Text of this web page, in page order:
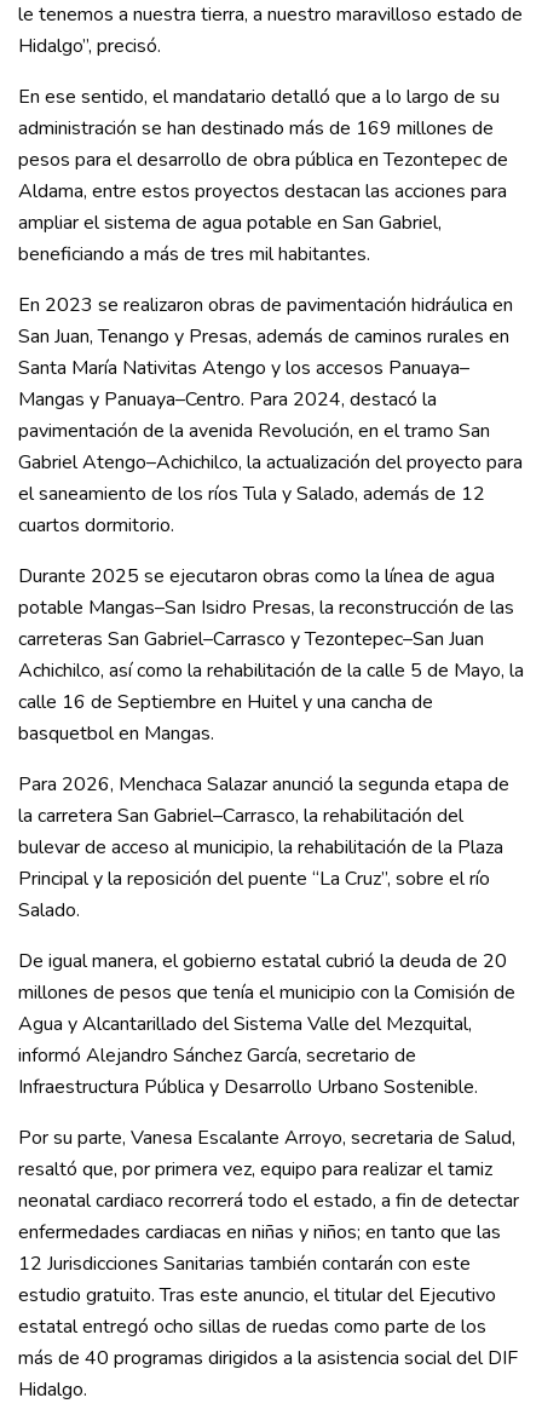
le tenemos a nuestra tierra, a nuestro maravilloso estado de
Hidalgo”, precisó.
En ese sentido, el mandatario detalló que a lo largo de su
administración se han destinado más de 169 millones de
pesos para el desarrollo de obra pública en Tezontepec de
Aldama, entre estos proyectos destacan las acciones para
ampliar el sistema de agua potable en San Gabriel,
beneficiando a más de tres mil habitantes.
En 2023 se realizaron obras de pavimentación hidráulica en
San Juan, Tenango y Presas, además de caminos rurales en
Santa María Nativitas Atengo y los accesos Panuaya–
Mangas y Panuaya–Centro. Para 2024, destacó la
pavimentación de la avenida Revolución, en el tramo San
Gabriel Atengo–Achichilco, la actualización del proyecto para
el saneamiento de los ríos Tula y Salado, además de 12
cuartos dormitorio.
Durante 2025 se ejecutaron obras como la línea de agua
potable Mangas–San Isidro Presas, la reconstrucción de las
carreteras San Gabriel–Carrasco y Tezontepec–San Juan
Achichilco, así como la rehabilitación de la calle 5 de Mayo, la
calle 16 de Septiembre en Huitel y una cancha de
basquetbol en Mangas.
Para 2026, Menchaca Salazar anunció la segunda etapa de
la carretera San Gabriel–Carrasco, la rehabilitación del
bulevar de acceso al municipio, la rehabilitación de la Plaza
Principal y la reposición del puente “La Cruz”, sobre el río
Salado.
De igual manera, el gobierno estatal cubrió la deuda de 20
millones de pesos que tenía el municipio con la Comisión de
Agua y Alcantarillado del Sistema Valle del Mezquital,
informó Alejandro Sánchez García, secretario de
Infraestructura Pública y Desarrollo Urbano Sostenible.
Por su parte, Vanesa Escalante Arroyo, secretaria de Salud,
resaltó que, por primera vez, equipo para realizar el tamiz
neonatal cardiaco recorrerá todo el estado, a fin de detectar
enfermedades cardiacas en niñas y niños; en tanto que las
12 Jurisdicciones Sanitarias también contarán con este
estudio gratuito. Tras este anuncio, el titular del Ejecutivo
estatal entregó ocho sillas de ruedas como parte de los
más de 40 programas dirigidos a la asistencia social del DIF
Hidalgo.